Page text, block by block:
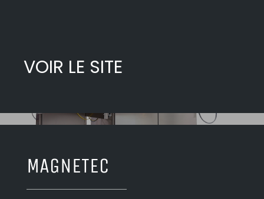
VOIR LE SITE
MAGNETEC